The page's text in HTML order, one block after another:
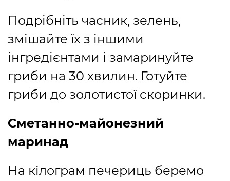
Подрібніть часник, зелень,
змішайте їх з іншими
інгредієнтами і замаринуйте
гриби на 30 хвилин. Готуйте
гриби до золотистої скоринки.
Сметанно-майонезний
маринад
На кілограм печериць беремо